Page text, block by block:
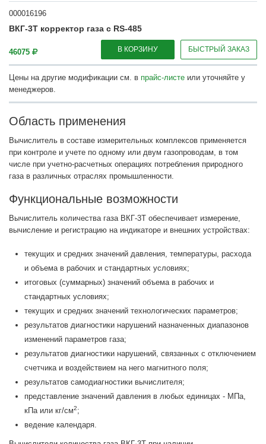
000016196
ВКГ-3Т корректор газа с RS-485
46075 В КОРЗИНУ БЫСТРЫЙ ЗАКАЗ
Цены на другие модификации см. в прайс-листе или уточняйте у
менеджеров.
Область применения
Вычислитель в составе измерительных комплексов применяется
при контроле и учете по одному или двум газопроводам, в том
числе при учетно-расчетных операциях потребления природного
газа в различных отраслях промышленности.
Функциональные возможности
Вычислитель количества газа ВКГ-3Т обеспечивает измерение,
вычисление и регистрацию на индикаторе и внешних устройствах:
текущих и средних значений давления, температуры, расхода
и объема в рабочих и стандартных условиях;
итоговых (суммарных) значений объема в рабочих и
стандартных условиях;
текущих и средних значений технологических параметров;
результатов диагностики нарушений назначенных диапазонов
изменений параметров газа;
результатов диагностики нарушений, связанных с отключением
счетчика и воздействием на него магнитного поля;
результатов самодиагностики вычислителя;
представление значений давления в любых единицах - МПа,
кПа или кг/см2;
ведение календаря.